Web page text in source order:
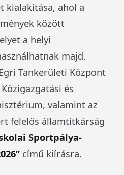
kialakítása, ahol a
között
a helyi
majd.
Tankerületi Központ
és
valamint az
felelős államtitkárság
Sportpálya-
című kiírásra.